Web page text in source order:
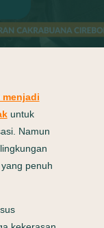
menjadi
untuk
Namun
penuh